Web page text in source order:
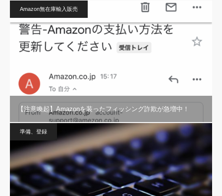
Amazon無在庫輸入販売
【注意喚起】Amazonを装ったフィッシング詐欺が急増中！
準備、登録